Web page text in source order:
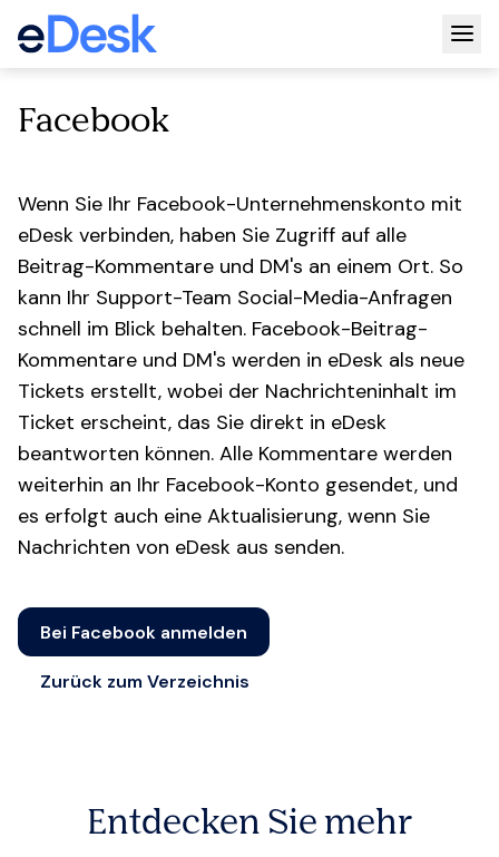
Facebook
Wenn Sie Ihr Facebook-Unternehmenskonto mit
eDesk verbinden, haben Sie Zugriff auf alle
Beitrag-Kommentare und DM's an einem Ort. So
kann Ihr Support-Team Social-Media-Anfragen
schnell im Blick behalten. Facebook-Beitrag-
Kommentare und DM's werden in eDesk als neue
Tickets erstellt, wobei der Nachrichteninhalt im
Ticket erscheint, das Sie direkt in eDesk
beantworten können. Alle Kommentare werden
weiterhin an Ihr Facebook-Konto gesendet, und
es erfolgt auch eine Aktualisierung, wenn Sie
Nachrichten von eDesk aus senden.
Bei Facebook anmelden
Zurück zum Verzeichnis
Entdecken Sie mehr